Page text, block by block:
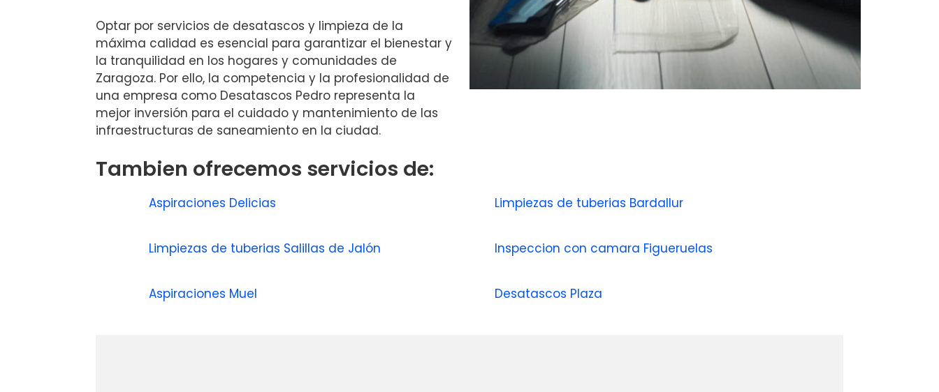
Optar por servicios de desatascos y limpieza de la
máxima calidad es esencial para garantizar el bienestar y
la tranquilidad en los hogares y comunidades de
Zaragoza. Por ello, la competencia y la profesionalidad de
una empresa como Desatascos Pedro representa la
mejor inversión para el cuidado y mantenimiento de las
infraestructuras de saneamiento en la ciudad.
Tambien ofrecemos servicios de:
Aspiraciones Delicias Limpiezas de tuberias Bardallur
Limpiezas de tuberias Salillas de Jalón Inspeccion con camara Figueruelas
Aspiraciones Muel Desatascos Plaza